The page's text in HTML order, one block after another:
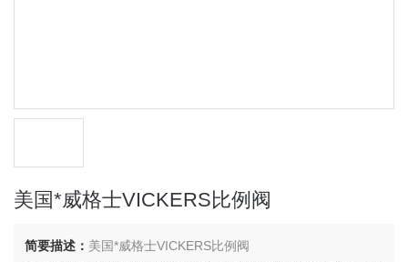
美国*威格士VICKERS比例阀
简要描述： 美国*威格士VICKERS比例阀